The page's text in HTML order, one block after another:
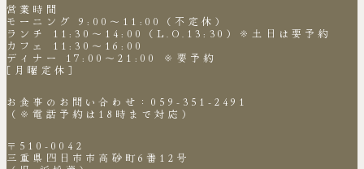
営業時間
モーニング 9:00～11:00（不定休）
ランチ 11:30～14:00（L.O.13:30）※土日は要予約
カフェ 11:30～16:00
ディナー 17:00～21:00 ※要予約
［月曜定休］
お食事のお問い合わせ：059-351-2491
（※電話予約は18時まで対応）
〒510-0042
三重県四日市市高砂町6番12号